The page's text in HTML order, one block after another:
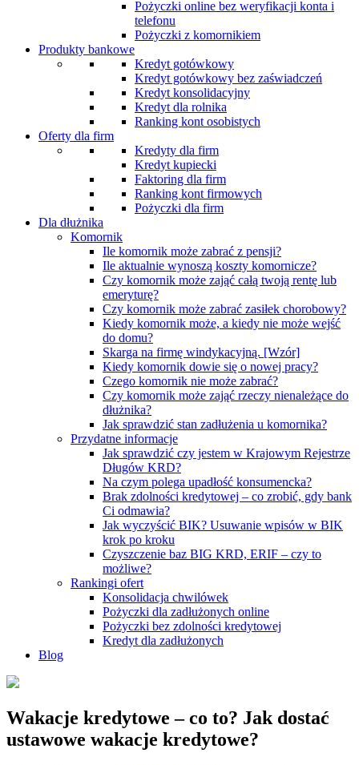
Pożyczki online bez weryfikacji konta i
telefonu
Pożyczki z komornikiem
Produkty bankowe
Kredyt gotówkowy
Kredyt gotówkowy bez zaświadczeń
Kredyt konsolidacyjny
Kredyt dla rolnika
Ranking kont osobistych
Oferty dla firm
Kredyty dla firm
Kredyt kupiecki
Faktoring dla firm
Ranking kont firmowych
Pożyczki dla firm
Dla dłużnika
Komornik
Ile komornik może zabrać z pensji?
Ile aktualnie wynoszą koszty komornicze?
Czy komornik może zająć całą twoją rentę lub
emeryturę?
Czy komornik może zabrać zasiłek chorobowy?
Kiedy komornik może, a kiedy nie może wejść
do domu?
Skarga na firmę windykacyjną. [Wzór]
Kiedy komornik dowie się o nowej pracy?
Czego komornik nie może zabrać?
Czy komornik może zająć rzeczy nienależące do
dłużnika?
Jak sprawdzić stan zadłużenia u komornika?
Przydatne informacje
Jak sprawdzić czy jestem w Krajowym Rejestrze
Długów KRD?
Na czym polega upadłość konsumencka?
Brak zdolności kredytowej – co zrobić, gdy bank
Ci odmawia?
Jak wyczyścić BIK? Usuwanie wpisów w BIK
krok po kroku
Czyszczenie baz BIG KRD, ERIF – czy to
możliwe?
Rankingi ofert
Konsolidacja chwilówek
Pożyczki dla zadłużonych online
Pożyczki bez zdolności kredytowej
Kredyt dla zadłużonych
Blog
Wakacje kredytowe – co to? Jak dostać
ustawowe wakacje kredytowe?